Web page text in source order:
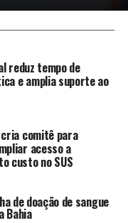
reduz tempo de
e amplia suporte ao
comitê para
acesso a
custo no SUS
de doação de sangue
Bahia